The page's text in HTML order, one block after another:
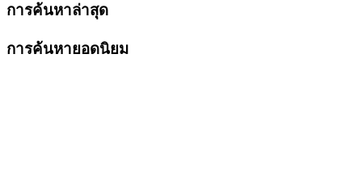
การค้นหาล่าสุด
การค้นหายอดนิยม